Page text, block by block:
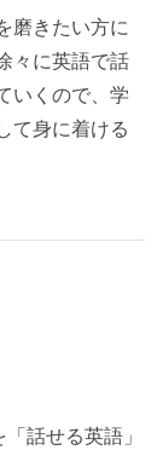
磨きたい方に
々に英語で話
いくので、学
て身に着ける
話せる英語」